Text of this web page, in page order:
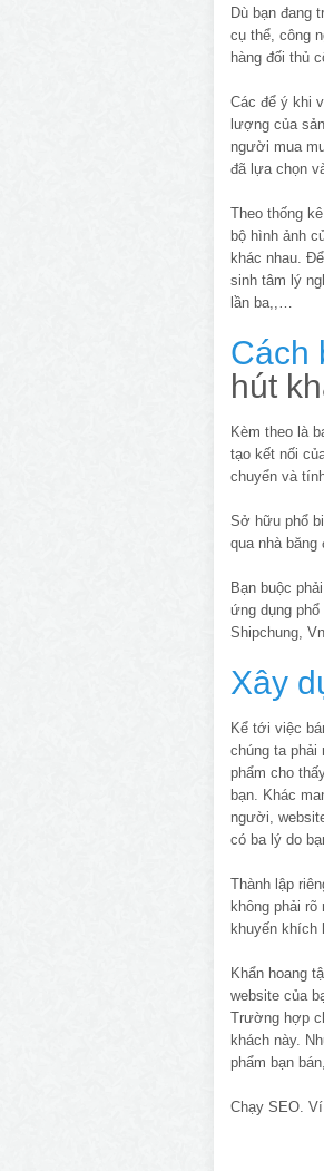
Dù bạn đang
cụ thể, công
hàng đối thủ
Các để ý khi
lượng của
người mua
đã lựa chọn
Theo thống
bộ hình ảnh
khác nhau.
sinh tâm lý
lần ba,,…
Cách
hút
Kèm theo là
tạo kết nối
chuyển và
Sở hữu phổ
qua nhà băng
Bạn buộc
ứng dụng
Shipchung,
Xây
Kể tới việc
chúng ta phải
phẩm cho
bạn. Khác
người,
có ba lý do
Thành lập
không phải
khuyến khích
Khẩn hoang
website của
Trường hợp
khách này.
phẩm bạn
Chạy SEO.